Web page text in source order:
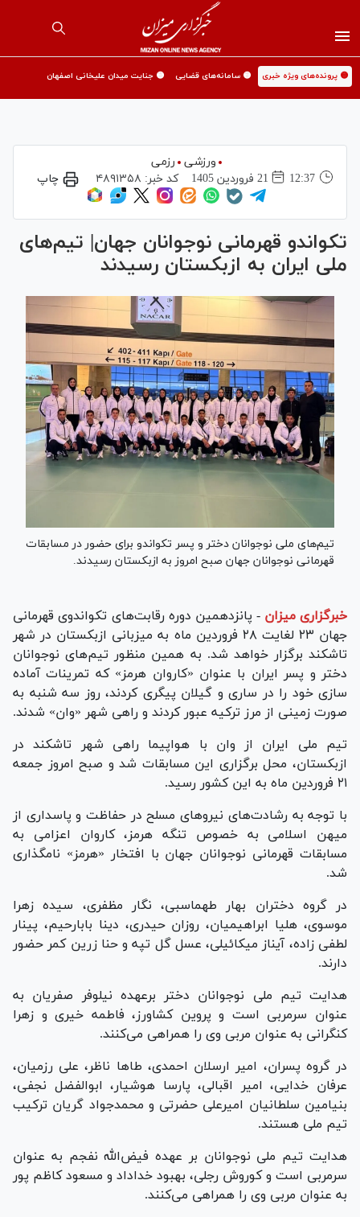
🟡 پرونده‌های ویژه خبری 🟡 سامانه‌های قضایی 🟡 جنایت میدان علیخانی اصفهان
ورزشی
رزمی
12:37
21 فروردين 1405 کد خبر: ۴۸۹۱۳۵۸ چاپ
تکواندو قهرمانی نوجوانان جهان| تیم‌های
ملی ایران به ازبکستان رسیدند
تیم‌های ملی نوجوانان دختر و پسر تکواندو برای حضور در مسابقات
قهرمانی نوجوانان جهان صبح امروز به ازبکستان رسیدند.
خبرگزاری میزان - پانزدهمین دوره رقابت‌های تکواندوی قهرمانی
جهان ۲۳ لغایت ۲۸ فروردین ماه به میزبانی ازبکستان در شهر
تاشکند برگزار خواهد شد. به همین منظور تیم‌های نوجوانان
دختر و پسر ایران با عنوان «کاروان هرمز» که تمرینات آماده
سازی خود را در ساری و گیلان پیگری کردند، روز سه شنبه به
صورت زمینی از مرز ترکیه عبور کردند و راهی شهر «وان» شدند.
تیم ملی ایران از وان با هواپیما راهی شهر تاشکند در
ازبکستان، محل برگزاری این مسابقات شد و صبح امروز جمعه
۲۱ فروردین ماه به این کشور رسید.
با توجه به رشادت‌های نیرو‌های مسلح در حفاظت و پاسداری از
میهن اسلامی به خصوص تنگه هرمز، کاروان اعزامی به
مسابقات قهرمانی نوجوانان جهان با افتخار «هرمز» نامگذاری
شد.
در گروه دختران بهار طهماسبی، نگار مظفری، سیده زهرا
موسوی، هلیا ابراهیمیان، روزان حیدری، دینا بابارحیم، پینار
لطفی زاده، آیناز میکائیلی، عسل گل تپه و حنا زرین کمر حضور
دارند.
هدایت تیم ملی نوجوانان دختر برعهده نیلوفر صفریان به
عنوان سرمربی است و پروین کشاورز، فاطمه خیری و زهرا
کنگرانی به عنوان مربی وی را همراهی می‌کنند.
در گروه پسران، امیر ارسلان احمدی، طا‌ها ناظر، علی رزمیان،
عرفان خدایی، امیر اقبالی، پارسا هوشیار، ابوالفضل نجفی،
بنیامین سلطانیان امیرعلی حضرتی و محمدجواد گریان ترکیب
تیم ملی هستند.
هدایت تیم ملی نوجوانان بر عهده فیض‌الله نفجم به عنوان
سرمربی است و کوروش رجلی، بهبود خداداد و مسعود کاظم پور
به عنوان مربی وی را همراهی می‌کنند.